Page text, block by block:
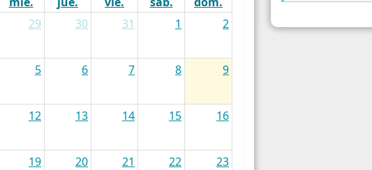
29 30 31 1 2
5 6 7 8 9
12 13 14 15 16
19 20 21 22 23